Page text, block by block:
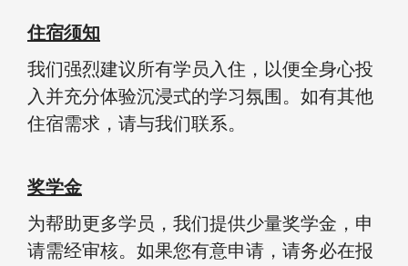
住宿须知
我们强烈建议所有学员入住，以便全身心投
入并充分体验沉浸式的学习氛围。如有其他
住宿需求，请与我们联系。
奖学金
为帮助更多学员，我们提供少量奖学金，申
请需经审核。如果您有意申请，请务必在报